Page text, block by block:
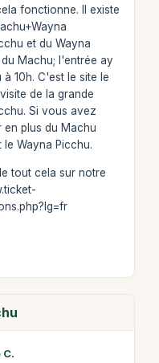
fonctionne. Il existe
et du Wayna
Machu; l'entrée ay
10h. C'est le site le
de la grande
Si vous avez
en plus du Machu
Wayna Picchu.
tout cela sur notre